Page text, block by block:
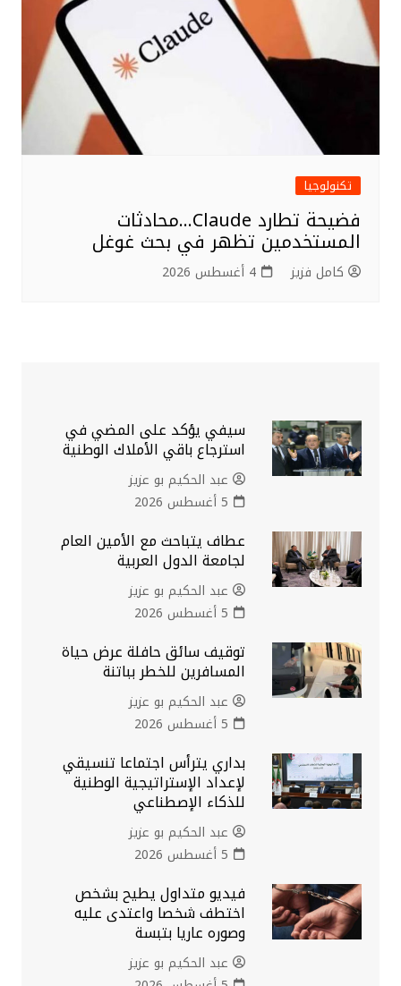
تكنولوجيا
فضيحة تطارد Claude…محادثات
المستخدمين تظهر في بحث غوغل
كامل فزيز 4 أغسطس 2026
سيفي يؤكد على المضي في
استرجاع باقي الأملاك الوطنية
عبد الحكيم بو عزيز
5 أغسطس 2026
عطاف يتباحث مع الأمين العام
لجامعة الدول العربية
عبد الحكيم بو عزيز
5 أغسطس 2026
توقيف سائق حافلة عرض حياة
المسافرين للخطر بباتنة
عبد الحكيم بو عزيز
5 أغسطس 2026
بداري يترأس اجتماعا تنسيقي
لإعداد الإستراتيجية الوطنية
للذكاء الإصطناعي
عبد الحكيم بو عزيز
5 أغسطس 2026
فيديو متداول يطيح بشخص
اختطف شخصا واعتدى عليه
وصوره عاريا بتبسة
عبد الحكيم بو عزيز